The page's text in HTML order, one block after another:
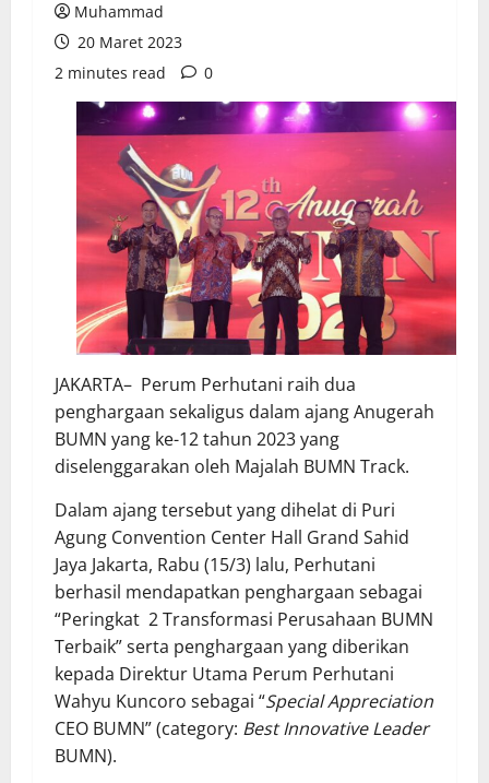
Muhammad
20 Maret 2023
2 minutes read
0
JAKARTA– Perum Perhutani raih dua
penghargaan sekaligus dalam ajang Anugerah
BUMN yang ke-12 tahun 2023 yang
diselenggarakan oleh Majalah BUMN Track.
Dalam ajang tersebut yang dihelat di Puri
Agung Convention Center Hall Grand Sahid
Jaya Jakarta, Rabu (15/3) lalu, Perhutani
berhasil mendapatkan penghargaan sebagai
“Peringkat 2 Transformasi Perusahaan BUMN
Terbaik” serta penghargaan yang diberikan
kepada Direktur Utama Perum Perhutani
Wahyu Kuncoro sebagai “Special Appreciation
CEO BUMN” (category: Best Innovative Leader
BUMN).